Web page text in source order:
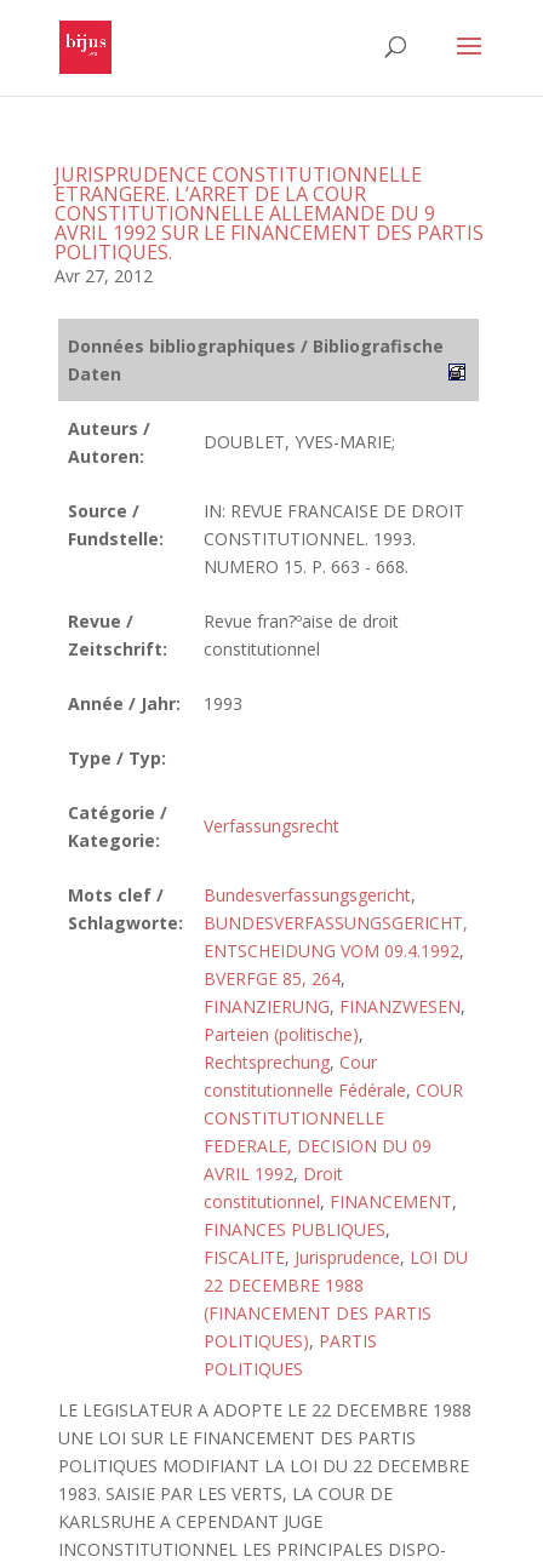
JURISPRUDENCE CONSTITUTIONNELLE
ETRANGERE. L’ARRET DE LA COUR
CONSTITUTIONNELLE ALLEMANDE DU 9
AVRIL 1992 SUR LE FINANCEMENT DES PARTIS
POLITIQUES.
Avr 27, 2012
Données bibliographiques / Bibliografische
Daten
Auteurs /
Autoren:
DOUBLET, YVES-MARIE;
Source /
Fundstelle:
IN: REVUE FRANCAISE DE DROIT
CONSTITUTIONNEL. 1993.
NUMERO 15. P. 663 - 668.
Revue /
Zeitschrift:
Revue fran?ºaise de droit
constitutionnel
Année / Jahr: 1993
Type / Typ:
Catégorie /
Kategorie:
Verfassungsrecht
Mots clef /
Schlagworte:
Bundesverfassungsgericht,
BUNDESVERFASSUNGSGERICHT,
ENTSCHEIDUNG VOM 09.4.1992,
BVERFGE 85, 264,
FINANZIERUNG, FINANZWESEN,
Parteien (politische),
Rechtsprechung, Cour
constitutionnelle Fédérale, COUR
CONSTITUTIONNELLE
FEDERALE, DECISION DU 09
AVRIL 1992, Droit
constitutionnel, FINANCEMENT,
FINANCES PUBLIQUES,
FISCALITE, Jurisprudence, LOI DU
22 DECEMBRE 1988
(FINANCEMENT DES PARTIS
POLITIQUES), PARTIS
POLITIQUES
LE LEGISLATEUR A ADOPTE LE 22 DECEMBRE 1988
UNE LOI SUR LE FINANCEMENT DES PARTIS
POLITIQUES MODIFIANT LA LOI DU 22 DECEMBRE
1983. SAISIE PAR LES VERTS, LA COUR DE
KARLSRUHE A CEPENDANT JUGE
INCONSTITUTIONNEL LES PRINCIPALES DISPO-